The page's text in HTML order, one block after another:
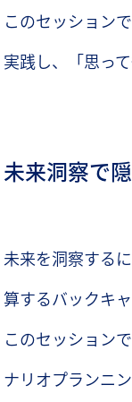
このセッション
実践し、「思っ
未来洞察で
未来を洞察する
算するバックキ
このセッション
ナリオプランニ